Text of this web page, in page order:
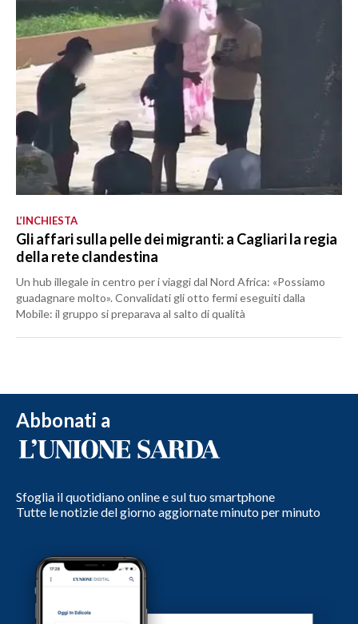
L’INCHIESTA
Gli affari sulla pelle dei migranti: a Cagliari la regia
della rete clandestina
Un hub illegale in centro per i viaggi dal Nord Africa: «Possiamo
guadagnare molto». Convalidati gli otto fermi eseguiti dalla
Mobile: il gruppo si preparava al salto di qualità
Abbonati a
Sfoglia il quotidiano online e sul tuo smartphone
Tutte le notizie del giorno aggiornate minuto per minuto